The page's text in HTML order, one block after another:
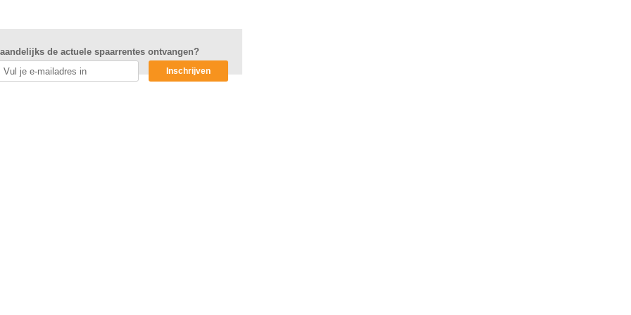
de actuele spaarrentes ontvangen?
Inschrijven